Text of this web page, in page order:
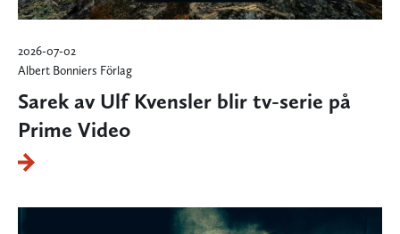
2026-07-02
Albert Bonniers Förlag
Sarek av Ulf Kvensler blir tv-serie på
Prime Video